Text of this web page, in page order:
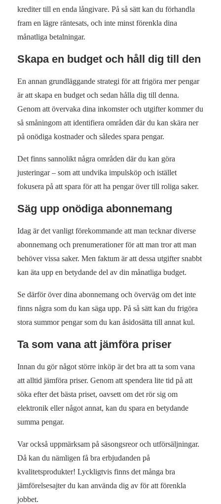
krediter till en enda långivare. På så sätt kan du förhandla
fram en lägre räntesats, och inte minst förenkla dina
månatliga betalningar.
Skapa en budget och håll dig till den
En annan grundläggande strategi för att frigöra mer pengar
är att skapa en budget och sedan hålla dig till denna.
Genom att övervaka dina inkomster och utgifter kommer du
så småningom att identifiera områden där du kan skära ner
på onödiga kostnader och således spara pengar.
Det finns sannolikt några områden där du kan göra
justeringar – som att undvika impulsköp och istället
fokusera på att spara för att ha pengar över till roliga saker.
Säg upp onödiga abonnemang
Idag är det vanligt förekommande att man tecknar diverse
abonnemang och prenumerationer för att man tror att man
behöver vissa saker. Men faktum är att dessa utgifter snabbt
kan äta upp en betydande del av din månatliga budget.
Se därför över dina abonnemang och överväg om det inte
finns några som du kan säga upp. På så sätt kan du frigöra
stora summor pengar som du kan åsidosätta till annat kul.
Ta som vana att jämföra priser
Innan du gör något större inköp är det bra att ta som vana
att alltid jämföra priser. Genom att spendera lite tid på att
söka efter det bästa priset, oavsett om det rör sig om
elektronik eller något annat, kan du spara en betydande
summa pengar.
Var också uppmärksam på säsongsreor och utförsäljningar.
Då kan du nämligen få bra erbjudanden på
kvalitetsprodukter! Lyckligtvis finns det många bra
jämförelsesajter du kan använda dig av för att förenkla
jobbet.